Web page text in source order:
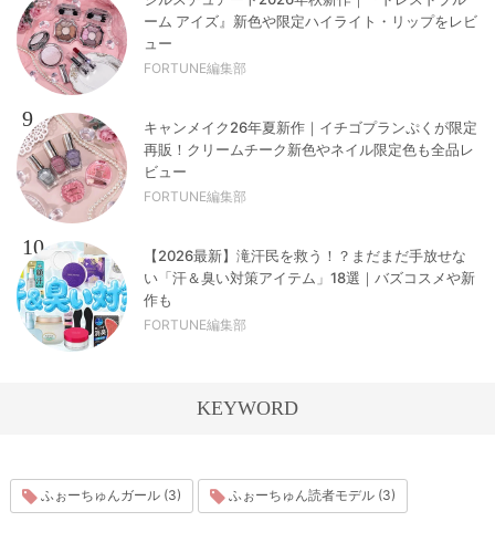
ーム アイズ』新色や限定ハイライト・リップをレビ
ュー
FORTUNE編集部
9
キャンメイク26年夏新作｜イチゴプランぷくが限定
再販！クリームチーク新色やネイル限定色も全品レ
ビュー
FORTUNE編集部
10
【2026最新】滝汗民を救う！？まだまだ手放せな
い「汗＆臭い対策アイテム」18選｜バズコスメや新
作も
FORTUNE編集部
KEYWORD
ふぉーちゅんガール (3) ふぉーちゅん読者モデル (3)